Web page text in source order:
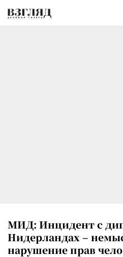
МИД: Инцидент с
Нидерландах –
нарушение прав